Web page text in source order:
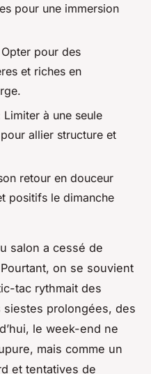
pour une immersion
pour des
et riches en
Limiter à une seule
allier structure et
retour en douceur
positifs le dimanche
salon a cessé de
on se souvient
tac rythmait des
prolongées, des
le week-end ne
mais comme un
et tentatives de